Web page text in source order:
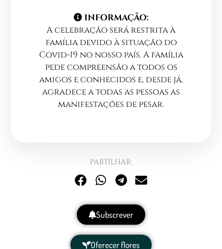
INFORMAÇÃO:
A celebração será restrita à
família devido à situação do
Covid-19 no nosso país. A família
pede compreensão a todos os
amigos e conhecidos e, desde já,
agradece a todas as pessoas as
manifestações de pesar.
PARTILHAR:
Subscrever
Oferecer flores